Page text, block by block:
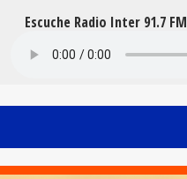
Escuche Radio Inter 91.7 FM